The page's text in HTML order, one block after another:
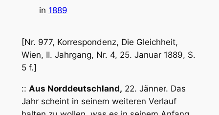
in 1889
[Nr. 977, Korrespondenz, Die Gleichheit,
Wien, II. Jahrgang, Nr. 4, 25. Januar 1889, S.
5 f.]
:: Aus Norddeutschland, 22. Jänner. Das
Jahr scheint in seinem weiteren Verlauf